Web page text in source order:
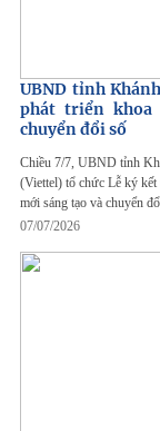
UBND tỉnh
phát triển khoa
chuyển đổi số
Chiều 7/7, UBND tỉnh
(Viettel) tổ chức Lễ ký kết
mới sáng tạo và chuyển
07/07/2026